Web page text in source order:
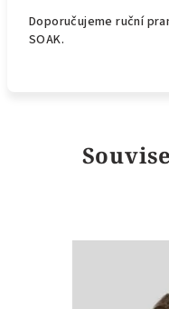
Doporučujeme ruční
SOAK.